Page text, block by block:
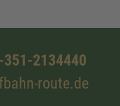
351-2134440
route.de